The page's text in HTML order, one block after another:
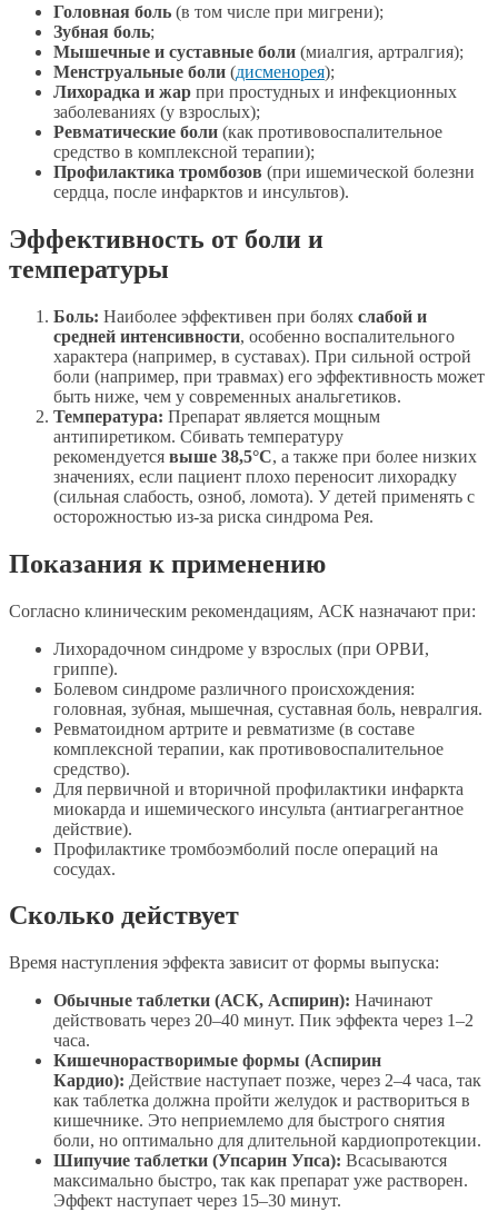
Головная боль (в том числе при мигрени);
Зубная боль;
Мышечные и суставные боли (миалгия, артралгия);
Менструальные боли (дисменорея);
Лихорадка и жар при простудных и инфекционных
заболеваниях (у взрослых);
Ревматические боли (как противовоспалительное
средство в комплексной терапии);
Профилактика тромбозов (при ишемической болезни
сердца, после инфарктов и инсультов).
Эффективность от боли и
температуры
Боль: Наиболее эффективен при болях слабой и
средней интенсивности, особенно воспалительного
характера (например, в суставах). При сильной острой
боли (например, при травмах) его эффективность может
быть ниже, чем у современных анальгетиков.
Температура: Препарат является мощным
антипиретиком. Сбивать температуру
рекомендуется выше 38,5°C, а также при более низких
значениях, если пациент плохо переносит лихорадку
(сильная слабость, озноб, ломота). У детей применять с
осторожностью из-за риска синдрома Рея.
Показания к применению
Согласно клиническим рекомендациям, АСК назначают при:
Лихорадочном синдроме у взрослых (при ОРВИ,
гриппе).
Болевом синдроме различного происхождения:
головная, зубная, мышечная, суставная боль, невралгия.
Ревматоидном артрите и ревматизме (в составе
комплексной терапии, как противовоспалительное
средство).
Для первичной и вторичной профилактики инфаркта
миокарда и ишемического инсульта (антиагрегантное
действие).
Профилактике тромбоэмболий после операций на
сосудах.
Сколько действует
Время наступления эффекта зависит от формы выпуска:
Обычные таблетки (АСК, Аспирин): Начинают
действовать через 20–40 минут. Пик эффекта через 1–2
часа.
Кишечнорастворимые формы (Аспирин
Кардио): Действие наступает позже, через 2–4 часа, так
как таблетка должна пройти желудок и раствориться в
кишечнике. Это неприемлемо для быстрого снятия
боли, но оптимально для длительной кардиопротекции.
Шипучие таблетки (Упсарин Упса): Всасываются
максимально быстро, так как препарат уже растворен.
Эффект наступает через 15–30 минут.